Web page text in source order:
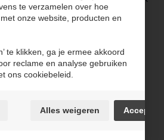
met je op.
& privacybeleid
voorkeuren
te verzamelen over hoe
onze website, producten en
te klikken, ga je ermee akkoord
reclame en analyse gebruiken
ons cookiebeleid.
Alles weigeren